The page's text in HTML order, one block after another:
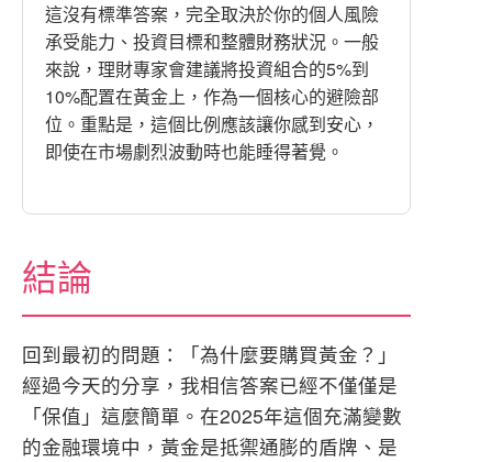
這沒有標準答案，完全取決於你的個人風險
承受能力、投資目標和整體財務狀況。一般
來說，理財專家會建議將投資組合的5%到
10%配置在黃金上，作為一個核心的避險部
位。重點是，這個比例應該讓你感到安心，
即使在市場劇烈波動時也能睡得著覺。
結論
回到最初的問題：「為什麼要購買黃金？」
經過今天的分享，我相信答案已經不僅僅是
「保值」這麼簡單。在2025年這個充滿變數
的金融環境中，黃金是抵禦通膨的盾牌、是